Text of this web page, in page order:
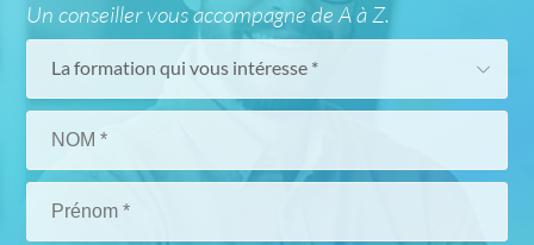
Un conseiller vous accompagne de A à Z.
La formation qui vous intéresse *